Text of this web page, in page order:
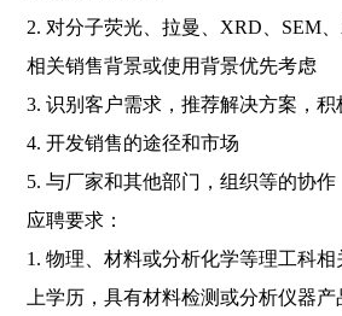
2. 对分子荧光、拉曼、XRD、SEM
相关销售背景或使用背景优先考虑
3. 识别客户需求，推荐解决方案，
4. 开发销售的途径和市场
5. 与厂家和其他部门，组织等的协作
应聘要求：
1. 物理、材料或分析化学等理工科
上学历，具有材料检测或分析仪器产